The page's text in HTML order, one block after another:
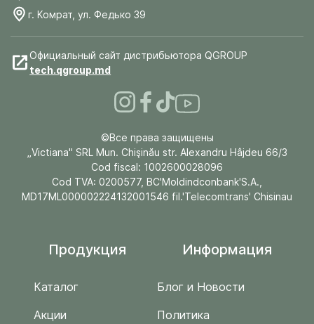
г. Комрат, ул. Федько 39
Официальный сайт дистрибьютора QGROUP
tech.qgroup.md
©Все права защищены
„Victiana" SRL Mun. Chişinău str. Alexandru Hâjdeu 66/3
Cod fiscal: 1002600028096
Cod TVA: 0200577, BC'Moldindconbank'S.A.,
MD17ML000002224132001546 fil.'Telecomtrans' Chisinau
Продукция
Каталог
Акции
Информация
Блог и Новости
Политика